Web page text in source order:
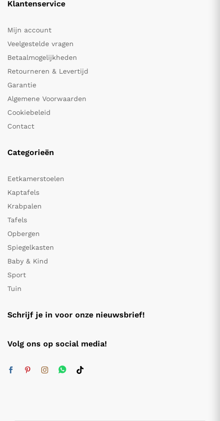
Klantenservice
Mijn account
Veelgestelde vragen
Betaalmogelijkheden
Retourneren & Levertijd
Garantie
Algemene Voorwaarden
Cookiebeleid
Contact
Categorieën
Eetkamerstoelen
Kaptafels
Krabpalen
Tafels
Opbergen
Spiegelkasten
Baby & Kind
Sport
Tuin
Schrijf je in voor onze nieuwsbrief!
Volg ons op social media!